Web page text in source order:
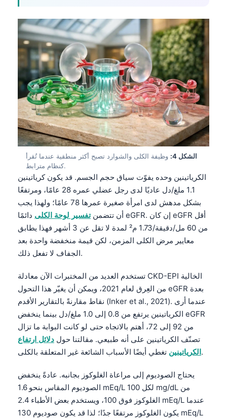
الشكل 4:
وظيفة الكلى والشوارد تصبح أكثر منطقية عندما تُقرأ
كنظام مترابط.
الكرياتينين وحده يفوّت سياق حجم الجسم. قد يكون كرياتينين
1.1 ملغ/دل عاديًا لدى رجل عضلي عمره 28 عامًا، ومرتفعًا
بشكل مدهش لدى امرأة صغيرة عمرها 78 عامًا؛ ولهذا يجب
أن تتضمنتفسير لوحة الكلى دائمًا eGFR. إن كان eGFR أقل
من 60 مل/دقيقة/1.73 م² لمدة لا تقل عن 3 أشهر فهذا يطابق
معايير مرض الكلى المزمن، لكن قيمة منخفضة واحدة بعد
الجفاف لا تفعل ذلك.
تستخدم العديد من المختبرات الآن معادلة CKD-EPI الخالية
من العِرق لعام 2021، ويمكن أن يغيّر هذا التحول eGFR بعدة
نقاط مقارنةً بالتقارير الأقدم (Inker et al., 2021). عندما أرى
الكرياتينين يرتفع من 0.8 إلى 1.0 ملغ/دل بينما ينخفض eGFR
من 92 إلى 72، أهتم بالاتجاه حتى لو كانت البوابة ما تزال
تصنّف الكرياتينين على أنه طبيعي. مقالتنا حول دلائل ارتفاع
الكرياتينينتغطي أيضًا الأسباب الشائعة غير المتعلقة بالكلى.
يحتاج الصوديوم إلى مراعاة الغلوكوز بجانبه. عادةً ينخفض
الصوديوم المقاس بنحو 1.6 mEq/L لكل 100 mg/dL من
الغلوكوز فوق 100، ويستخدم بعض الأطباء 2.4 mEq/L عندما
يكون الغلوكوز مرتفعًا جدًا؛ لذا قد يكون صوديوم 130 mEq/L